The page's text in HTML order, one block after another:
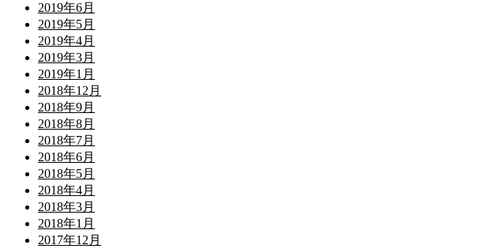
2019年6月
2019年5月
2019年4月
2019年3月
2019年1月
2018年12月
2018年9月
2018年8月
2018年7月
2018年6月
2018年5月
2018年4月
2018年3月
2018年1月
2017年12月